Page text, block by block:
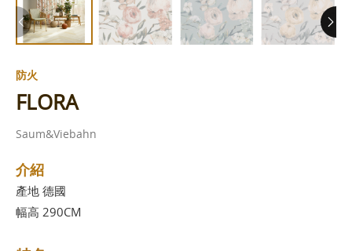
防火
FLORA
Saum&Viebahn
介紹
產地 德國
幅高 290CM